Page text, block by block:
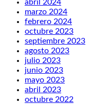
abril 2024
marzo 2024
febrero 2024
octubre 2023
septiembre 2023
agosto 2023
julio 2023
junio 2023
mayo 2023
abril 2023
octubre 2022